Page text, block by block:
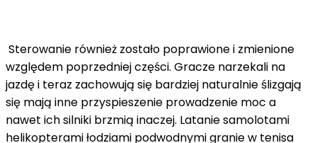
Sterowanie również zostało poprawione i zmienione
względem poprzedniej części. Gracze narzekali na
jazdę i teraz zachowują się bardziej naturalnie ślizgają
się mają inne przyspieszenie prowadzenie moc a
nawet ich silniki brzmią inaczej. Latanie samolotami
helikopterami łodziami podwodnymi granie w tenisa